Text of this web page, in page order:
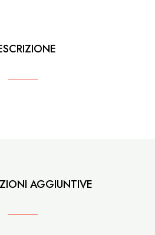
AGGIUNTIVE